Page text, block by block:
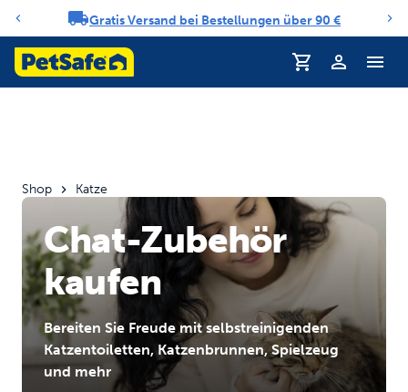
Benachrichtigungs-Karussell
Gratis Versand bei Bestellungen über 90 €
Profil
Shop Katze
Chat-Zubehör
kaufen
Bereiten Sie Freude mit selbstreinigenden
Katzentoiletten, Katzenbrunnen, Spielzeug
und mehr